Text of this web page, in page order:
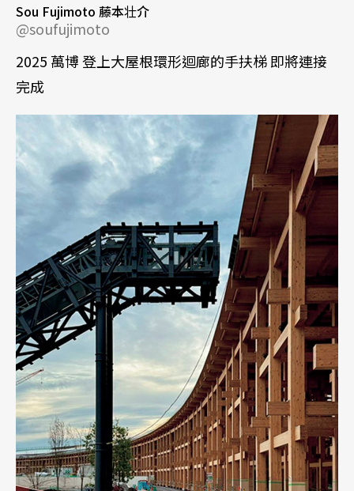
Sou Fujimoto 藤本壮介
@soufujimoto
2025 萬博 登上大屋根環形迴廊的手扶梯 即將連接
完成